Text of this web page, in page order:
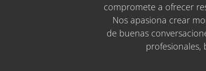
compromete a ofrecer
Nos apasiona crear
de buenas
profesionales,